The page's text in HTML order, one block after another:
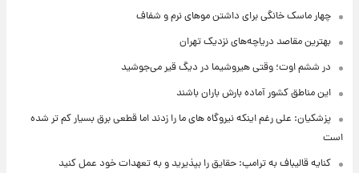
چهار ماسک خانگی برای داشتن موهای نرم و شفاف
بهترین مقاصد دریاچه‌های نزدیک تهران
در ششم اوت؛ وقتی هیروشیما در دیگ قیر می‌جوشید
این مناطق کشور آماده بارش باران باشند
پزشکیان: علی رغم اینکه نیروگاه های ما را زدند اما قطعی برق بسیار کم تر شده
است
کنایه قالیباف به ترامپ: حقایق را بپذیرید و به تعهدات خود عمل کنید